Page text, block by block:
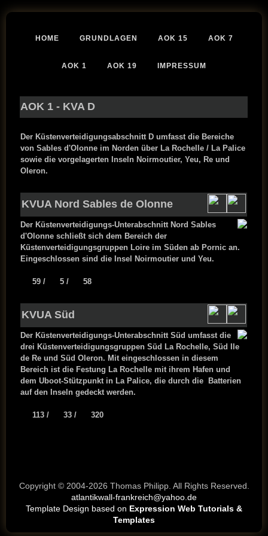
HOME GRUNDLAGEN AOK 15 AOK 7
AOK 1 AOK 19 IMPRESSUM
AOK 1 - KVA D
Der Küstenverteidigungsabschnitt D umfasst die Bereiche
von Sables d'Olonne im Norden über La Rochelle / La Palice
sowie die vorgelagerten Inseln Noirmoutier, Yeu, Re und
Oleron.
KVUA Nord Sables de Olonne
Der Küstenverteidigungs-Unterabschnitt Nord Sables
d'Olonne schließt sich dem Bereich der
Küstenverteidigungsgruppen Loire im Süden ab Pornic an.
Eingeschlossen sind die Insel
Noirmoutier und Yeu.
59 / 5 / 58
KVUA Süd
Der Küstenverteidigungs-Unterabschnitt Süd umfasst die
drei Küstenverteidigungsgruppen Süd La Rochelle, Süd Ile
de Re und Süd Oleron. Mit eingeschlossen in diesem
Bereich ist die Festung La Rochelle mit ihrem Hafen und
dem Uboot-Stützpunkt in La Palice, die durch die Batterien
auf den Inseln gedeckt werden.
113 / 33 / 320
Copyright © 2004-2026 Thomas Philipp. All Rights Reserved.
atlantikwall-frankreich@yahoo.de
Template Design based on Expression Web Tutorials &
Templates